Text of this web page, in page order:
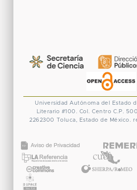
Universidad Autónoma del Estado
Literario #100. Col. Centro C.P.
2262300 Toluca, Estado de México.